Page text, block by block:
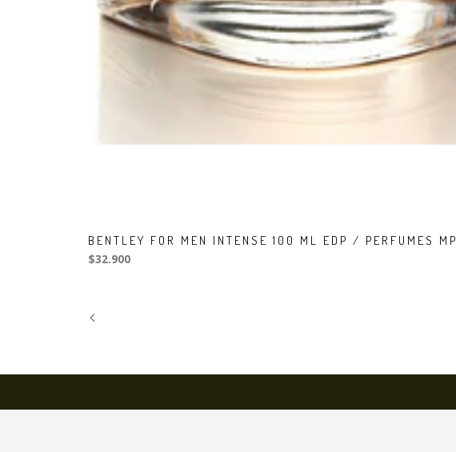
BENTLEY FOR MEN INTENSE 100 ML EDP / PERFUMES MP
$32.900